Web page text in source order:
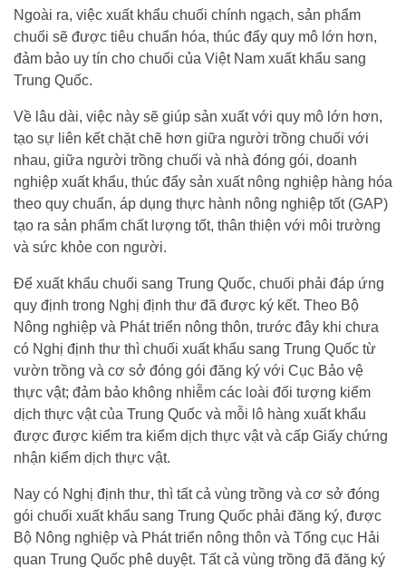
Ngoài ra, việc xuất khẩu chuối chính ngạch, sản phẩm
chuối sẽ được tiêu chuẩn hóa, thúc đẩy quy mô lớn hơn,
đảm bảo uy tín cho chuối của Việt Nam xuất khẩu sang
Trung Quốc.
Về lâu dài, việc này sẽ giúp sản xuất với quy mô lớn hơn,
tạo sự liên kết chặt chẽ hơn giữa người trồng chuối với
nhau, giữa người trồng chuối và nhà đóng gói, doanh
nghiệp xuất khẩu, thúc đẩy sản xuất nông nghiệp hàng hóa
theo quy chuẩn, áp dụng thực hành nông nghiệp tốt (GAP)
tạo ra sản phẩm chất lượng tốt, thân thiện với môi trường
và sức khỏe con người.
Để xuất khẩu chuối sang Trung Quốc, chuối phải đáp ứng
quy định trong Nghị định thư đã được ký kết. Theo Bộ
Nông nghiệp và Phát triển nông thôn, trước đây khi chưa
có Nghị định thư thì chuối xuất khẩu sang Trung Quốc từ
vườn trồng và cơ sở đóng gói đăng ký với Cục Bảo vệ
thực vật; đảm bảo không nhiễm các loài đối tượng kiểm
dịch thực vật của Trung Quốc và mỗi lô hàng xuất khẩu
được được kiểm tra kiểm dịch thực vật và cấp Giấy chứng
nhận kiểm dịch thực vật.
Nay có Nghị định thư, thì tất cả vùng trồng và cơ sở đóng
gói chuối xuất khẩu sang Trung Quốc phải đăng ký, được
Bộ Nông nghiệp và Phát triển nông thôn và Tổng cục Hải
quan Trung Quốc phê duyệt. Tất cả vùng trồng đã đăng ký